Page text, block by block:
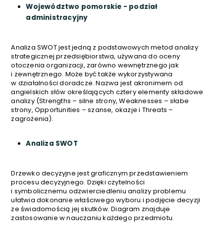
Województwo pomorskie - podział
administracyjny
Analiza SWOT
Analiza SWOT jest jedną z podstawowych metod analizy
strategicznej przedsiębiorstwa, używana do oceny
otoczenia organizacji, zarówno wewnętrznego jak
i zewnętrznego. Może być także wykorzystywana
w działalności doradcze. Nazwa jest akronimem od
angielskich słów określających cztery elementy składowe
analizy (Strengths – silne strony, Weaknesses – słabe
strony, Opportunities – szanse, okazje i Threats –
zagrożenia).
Drzewko decyzyjne jest graficznym przedstawieniem
procesu decyzyjnego. Dzięki czytelności
i symbolicznemu odzwierciedleniu analizy problemu
ułatwia dokonanie właściwego wyboru i podjęcie decyzji
ze świadomością jej skutków. Diagram znajduje
zastosowanie w nauczaniu każdego przedmiotu.